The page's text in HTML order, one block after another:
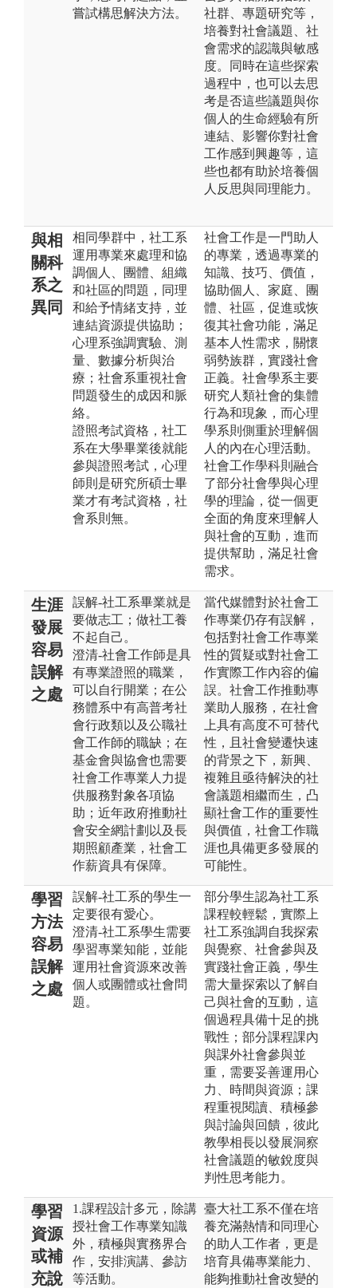
嘗試構思解決方法。
社群、專題研究等，
培養對社會議題、社
會需求的認識與敏感
度。同時在這些探索
過程中，也可以去思
考是否這些議題與你
個人的生命經驗有所
連結、影響你對社會
工作感到興趣等，這
些也都有助於培養個
人反思與同理能力。
與相
關科
系之
異同
相同學群中，社工系
運用專業來處理和協
調個人、團體、組織
和社區的問題，同理
和給予情緒支持，並
連結資源提供協助；
心理系強調實驗、測
量、數據分析與治
療；社會系重視社會
問題發生的成因和脈
絡。
證照考試資格，社工
系在大學畢業後就能
參與證照考試，心理
師則是研究所碩士畢
業才有考試資格，社
會系則無。
社會工作是一門助人
的專業，透過專業的
知識、技巧、價值，
協助個人、家庭、團
體、社區，促進或恢
復其社會功能，滿足
基本人性需求，關懷
弱勢族群，實踐社會
正義。社會學系主要
研究人類社會的集體
行為和現象，而心理
學系則側重於理解個
人的內在心理活動。
社會工作學科則融合
了部分社會學與心理
學的理論，從一個更
全面的角度來理解人
與社會的互動，進而
提供幫助，滿足社會
需求。
生涯
發展
容易
誤解
之處
誤解-社工系畢業就是
要做志工；做社工養
不起自己。
澄清-社會工作師是具
有專業證照的職業，
可以自行開業；在公
務體系中有高普考社
會行政類以及公職社
會工作師的職缺；在
基金會與協會也需要
社會工作專業人力提
供服務對象各項協
助；近年政府推動社
會安全網計劃以及長
期照顧產業，社會工
作薪資具有保障。
當代媒體對於社會工
作專業仍存有誤解，
包括對社會工作專業
性的質疑或對社會工
作實際工作內容的偏
誤。社會工作推動專
業助人服務，在社會
上具有高度不可替代
性，且社會變遷快速
的背景之下，新興、
複雜且亟待解決的社
會議題相繼而生，凸
顯社會工作的重要性
與價值，社會工作職
涯也具備更多發展的
可能性。
學習
方法
容易
誤解
之處
誤解-社工系的學生一
定要很有愛心。
澄清-社工系學生需要
學習專業知能，並能
運用社會資源來改善
個人或團體或社會問
題。
部分學生認為社工系
課程較輕鬆，實際上
社工系強調自我探索
與覺察、社會參與及
實踐社會正義，學生
需大量探索以了解自
己與社會的互動，這
個過程具備十足的挑
戰性；部分課程課內
與課外社會參與並
重，需要妥善運用心
力、時間與資源；課
程重視閱讀、積極參
與討論與回饋，彼此
教學相長以發展洞察
社會議題的敏銳度與
判性思考能力。
學習
資源
或補
充說
1.課程設計多元，除講
授社會工作專業知識
外，積極與實務界合
作，安排演講、參訪
等活動。
臺大社工系不僅在培
養充滿熱情和同理心
的助人工作者，更是
培育具備專業能力、
能夠推動社會改變的